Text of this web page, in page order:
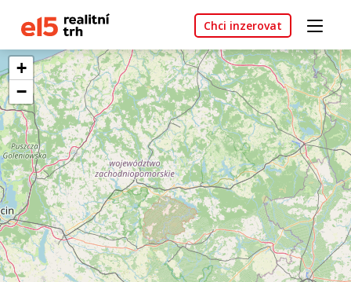
Chci inzerovat
+
−